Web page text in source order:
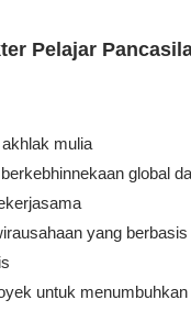
Pelajar
mulia
global
yang
untuk